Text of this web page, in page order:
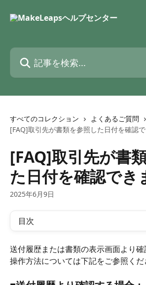
記事を検索...
すべてのコレクション よくあるご質問
[FAQ]取引先が書類を参照した日付を確認で
[FAQ]取引先が書
た日付を確認でき
2025年6月9日
目次
送付履歴または書類の表示画面より確
操作方法については下記をご参照くだ